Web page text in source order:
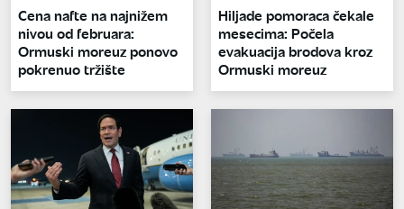
Cena nafte na najnižem
nivou od februara:
Ormuski moreuz ponovo
pokrenuo tržište
Hiljade pomoraca čekale
mesecima: Počela
evakuacija brodova kroz
Ormuski moreuz